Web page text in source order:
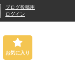
ブログ投稿用
ログイン
お気に入り